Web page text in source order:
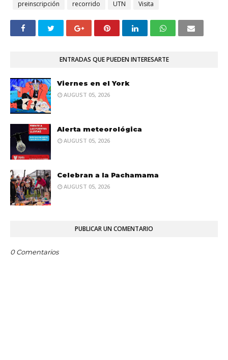
preinscripción
recorrido UTN Visita
ENTRADAS QUE PUEDEN INTERESARTE
Viernes en el York
AUGUST 05, 2026
Alerta meteorológica
AUGUST 05, 2026
Celebran a la Pachamama
AUGUST 05, 2026
PUBLICAR UN COMENTARIO
0 Comentarios